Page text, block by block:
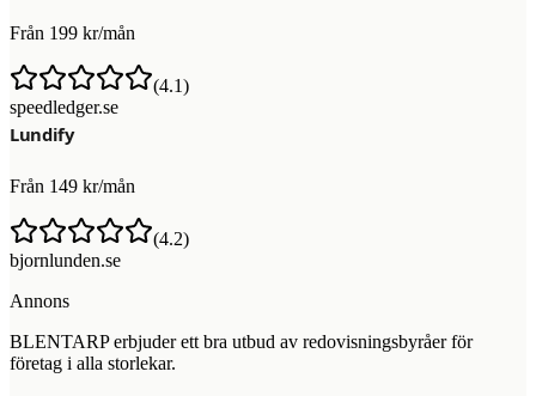
Från 199 kr/mån
(4.1)
speedledger.se
Från 149 kr/mån
(4.2)
bjornlunden.se
Annons
BLENTARP erbjuder ett bra utbud av redovisningsbyråer för
företag i alla storlekar.